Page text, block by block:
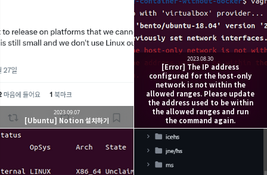
caputdraconis
네트워크 관점에서의 클라우드 컴퓨팅을 공부하는
라인
카카오스토리 네이버 블로그
[Ubuntu] Notion 설치하기
2023.09.07
[Error] The IP address
configured for the host-only
network is not within the
allowed ranges. Please update
the address used to be within
the allowed ranges and run
the command again.
2023.08.30